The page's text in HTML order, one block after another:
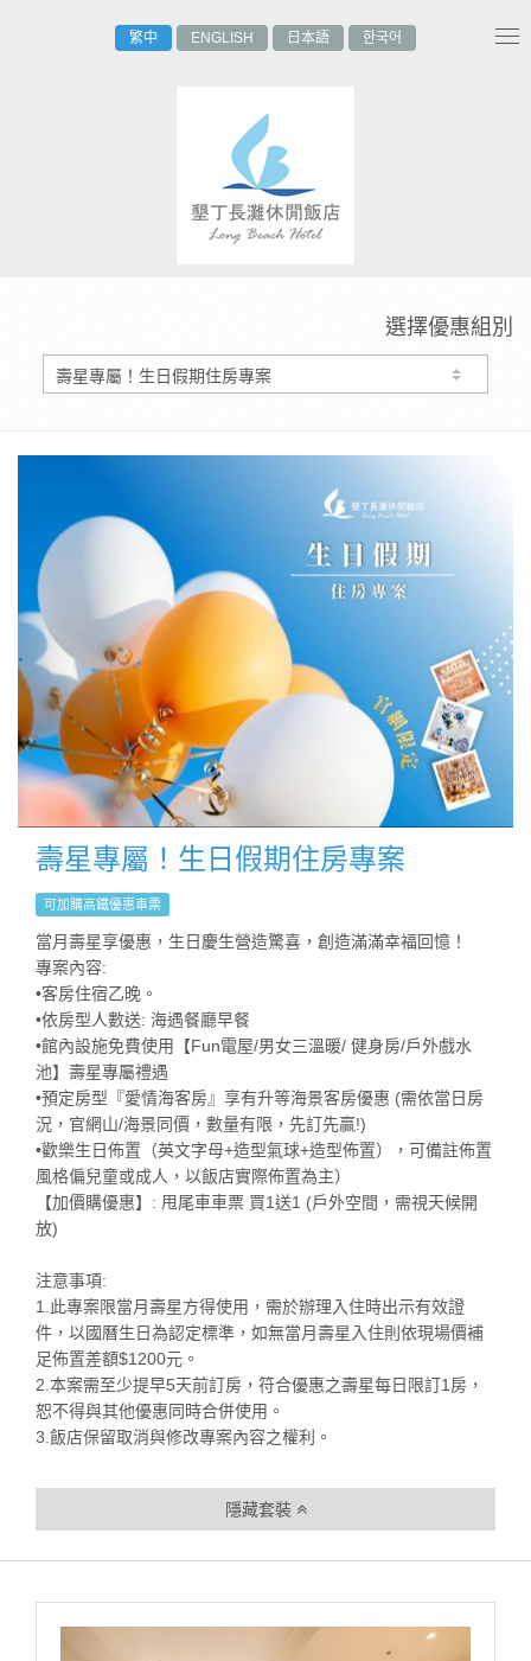
繁中 ENGLISH 日本語 한국어
選擇優惠組別
壽星專屬！生日假期住房專案
可加購高鐵優惠車票
當月壽星享優惠，生日慶生營造驚喜，創造滿滿幸福回憶！
專案內容:
•客房住宿乙晚。
•依房型人數送: 海遇餐廳早餐
•館內設施免費使用【Fun電屋/男女三溫暖/ 健身房/戶外戲水
池】壽星專屬禮遇
•預定房型『愛情海客房』享有升等海景客房優惠 (需依當日房
況，官網山/海景同價，數量有限，先訂先贏!)
•歡樂生日佈置（英文字母+造型氣球+造型佈置），可備註佈置
風格偏兒童或成人，以飯店實際佈置為主）
【加價購優惠】: 甩尾車車票 買1送1 (戶外空間，需視天候開
放)
注意事項:
1.此專案限當月壽星方得使用，需於辦理入住時出示有效證
件，以國曆生日為認定標準，如無當月壽星入住則依現場價補
足佈置差額$1200元。
2.本案需至少提早5天前訂房，符合優惠之壽星每日限訂1房，
恕不得與其他優惠同時合併使用。
3.飯店保留取消與修改專案內容之權利。
隱藏套裝